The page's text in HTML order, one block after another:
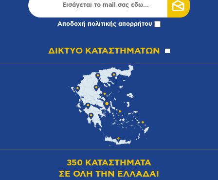
Αποδοχή πολιτικής απορρήτου
ΔΙΚΤΥΟ ΚΑΤΑΣΤΗΜΑΤΩΝ
350 ΚΑΤΑΣΤΗΜΑΤΑ
ΣΕ ΟΛΗ ΤΗΝ ΕΛΛΑΔΑ!